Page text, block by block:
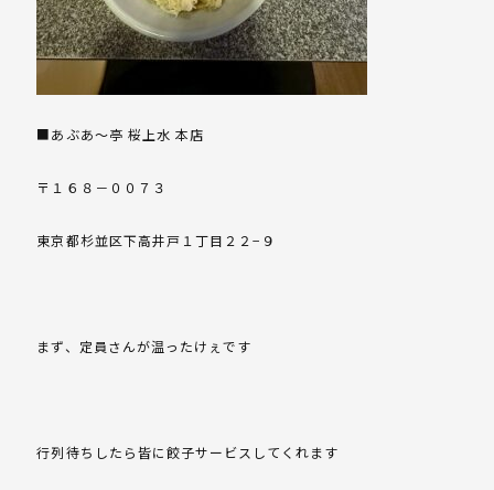
■あぶあ～亭 桜上水 本店
〒１６８－００７３
東京都杉並区下高井戸１丁目２２−９
まず、定員さんが温ったけぇです
行列待ちしたら皆に餃子サービスしてくれます